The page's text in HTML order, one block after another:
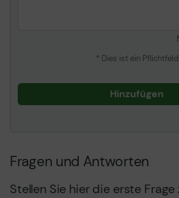
* Dies ist ein Pflichtfeld
Hinzufügen
Fragen und Antworten
Stellen Sie hier die erste